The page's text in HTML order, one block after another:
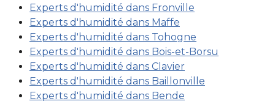
Experts d'humidité dans Fronville
Experts d'humidité dans Maffe
Experts d'humidité dans Tohogne
Experts d'humidité dans Bois-et-Borsu
Experts d'humidité dans Clavier
Experts d'humidité dans Baillonville
Experts d'humidité dans Bende